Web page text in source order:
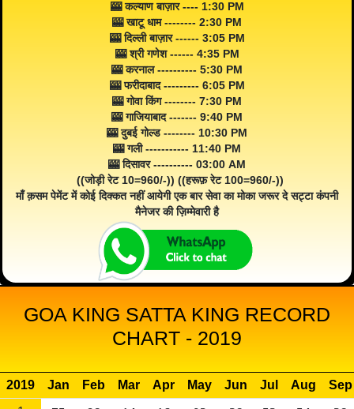
🎰 कल्याण बाज़ार ---- 1:30 PM
🎰 खाटू धाम -------- 2:30 PM
🎰 दिल्ली बाज़ार ------ 3:05 PM
🎰 श्री गणेश ------ 4:35 PM
🎰 करनाल ---------- 5:30 PM
🎰 फरीदाबाद --------- 6:05 PM
🎰 गोवा किंग -------- 7:30 PM
🎰 गाजियाबाद ------- 9:40 PM
🎰 दुबई गोल्ड -------- 10:30 PM
🎰 गली ----------- 11:40 PM
🎰 दिसावर ---------- 03:00 AM
((जोड़ी रेट 10=960/-)) ((हरूफ़ रेट 100=960/-))
माँ क़सम पेमेंट में कोई दिक्कत नहीं आयेगी एक बार सेवा का मोका जरूर दे सट्टा कंपनी
मैनेजर की ज़िम्मेवारी है
GOA KING SATTA KING RECORD
CHART - 2019
2019 Jan Feb Mar Apr May Jun Jul Aug
Sep